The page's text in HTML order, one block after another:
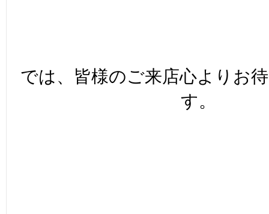
では、皆様のご来店心よりお
す。